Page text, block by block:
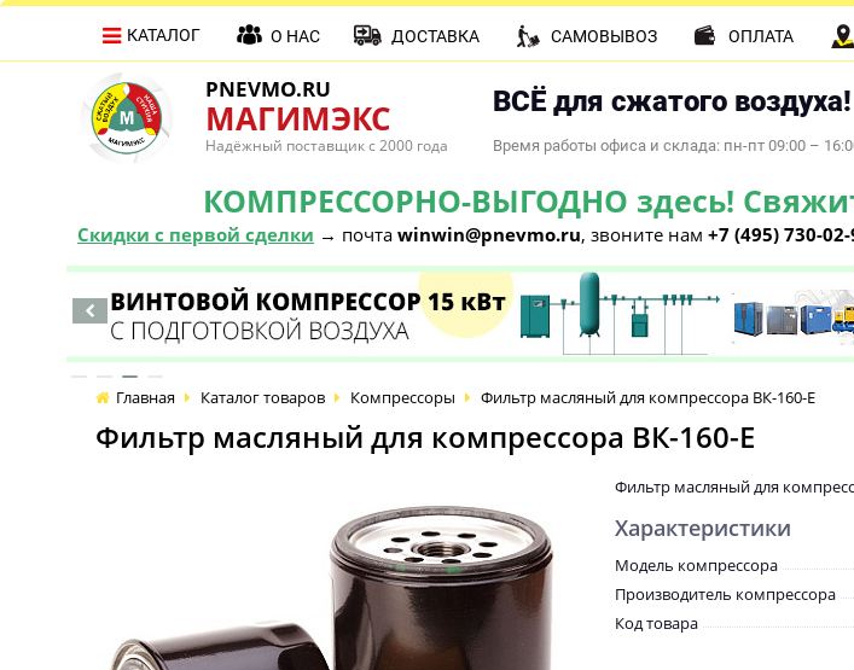
PNEVMO.RU
МАГИМЭКС
Надёжный поставщик с 2000 года
ВСЁ для сжатого воздуха!
Время работы офиса и склада: пн-пт 09:00 –
КОМПРЕССОРНО-ВЫГОДНО здесь!
Скидки с первой сделки → почта winwin@pnevmo.ru, звоните нам +7 (495) 730-
КАТАЛОГ О НАС ДОСТАВКА САМОВЫВОЗ ОПЛАТА
Главная Каталог товаров Компрессоры Фильтр масляный для компрессора ВК-160-E
Фильтр масляный для компрессора ВК-160-E
Фильтр масляный для
Характеристики
Модель компрессора
Производитель компрессора
Код товара